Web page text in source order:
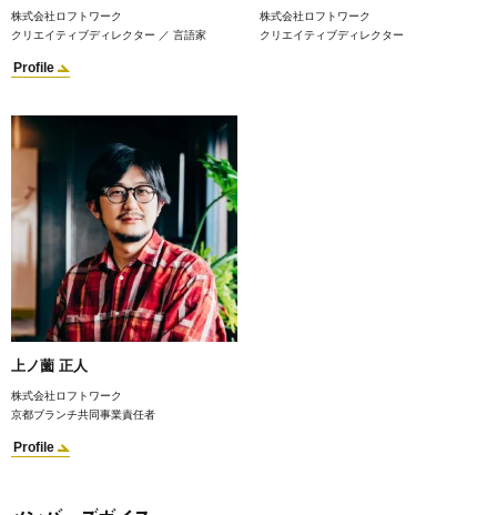
株式会社ロフトワーク
クリエイティブディレクター ／ 言語家
Profile
株式会社ロフトワーク
クリエイティブディレクター
上ノ薗 正人
株式会社ロフトワーク
京都ブランチ共同事業責任者
Profile